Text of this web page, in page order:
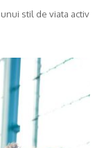
stil de viata activ